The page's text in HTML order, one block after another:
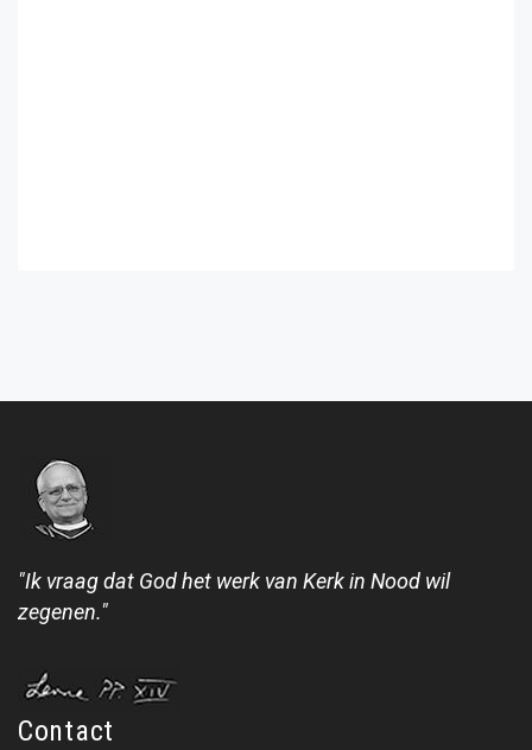
"Ik vraag dat God het werk van Kerk in Nood wil
zegenen."
Contact